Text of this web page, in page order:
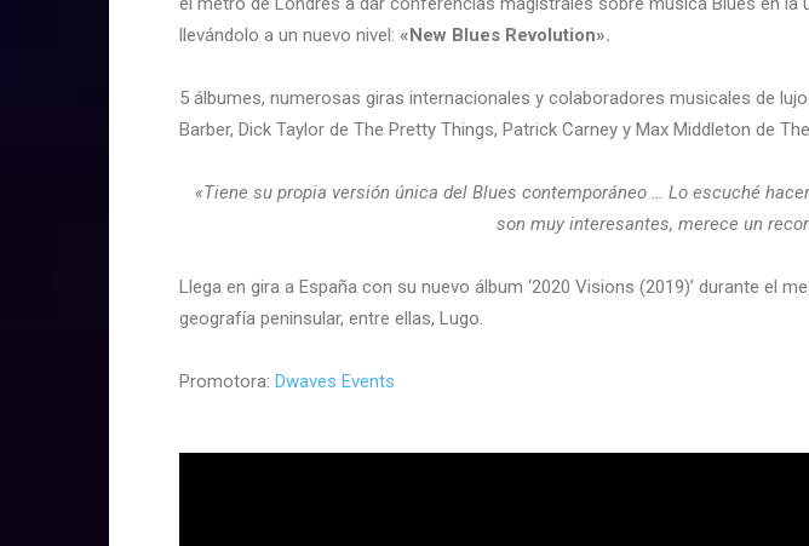
llevándolo a un nuevo nivel: «New Blues Revolution».
5 álbumes, numerosas giras internacionales y colaboradores musicales de
Barber, Dick Taylor de The Pretty Things, Patrick Carney y Max Middleton de
«Tiene su propia versión única del Blues contemporáneo … Lo escuché
son muy interesantes, merece un
Llega en gira a España con su nuevo álbum ‘2020 Visions (2019)’ durante el
geografía peninsular, entre ellas, Lugo.
Promotora: Dwaves Events